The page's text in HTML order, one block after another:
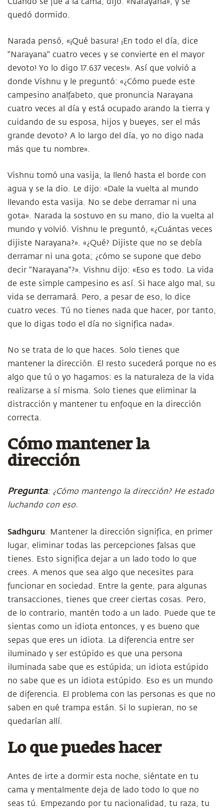
quedó dormido.
Narada pensó, «¡Qué basura! ¡En todo el día, dice
"Narayana" cuatro veces y se convierte en el mayor
devoto! Yo lo digo 17.637 veces!». Así que volvió a
donde Vishnu y le preguntó: «¿Cómo puede este
campesino analfabeto, que pronuncia Narayana
cuatro veces al día y está ocupado arando la tierra y
cuidando de su esposa, hijos y bueyes, ser el más
grande devoto? A lo largo del día, yo no digo nada
más que tu nombre».
Vishnu tomó una vasija, la llenó hasta el borde con
agua y se la dio. Le dijo: «Dale la vuelta al mundo
llevando esta vasija. No se debe derramar ni una
gota». Narada la sostuvo en su mano, dio la vuelta al
mundo y volvió. Vishnu le preguntó, «¿Cuántas veces
dijiste Narayana?». «¿Qué? Dijiste que no se debía
derramar ni una gota; ¿cómo se supone que debo
decir "Narayana"?». Vishnu dijo: «Eso es todo. La vida
de este simple campesino es así. Si hace algo mal, su
vida se derramará. Pero, a pesar de eso, lo dice
cuatro veces. Tú no tienes nada que hacer, por tanto,
que lo digas todo el día no significa nada».
No se trata de lo que haces. Solo tienes que
mantener la dirección. El resto sucederá porque no es
algo que tú o yo hagamos: es la naturaleza de la vida
realizarse a sí misma. Solo tienes que eliminar la
distracción y mantener tu enfoque en la dirección
correcta.
Cómo mantener la
dirección
Pregunta: ¿Cómo mantengo la dirección? He estado
luchando con eso.
Sadhguru: Mantener la dirección significa, en primer
lugar, eliminar todas las percepciones falsas que
tienes. Esto significa dejar a un lado todo lo que
crees. A menos que sea algo que necesites para
funcionar en sociedad. Entre la gente, para algunas
transacciones, tienes que creer ciertas cosas. Pero,
de lo contrario, mantén todo a un lado. Puede que te
sientas como un idiota entonces, y es bueno que
sepas que eres un idiota. La diferencia entre ser
iluminado y ser estúpido es que una persona
iluminada sabe que es estúpida; un idiota estúpido
no sabe que es un idiota estúpido. Eso es un mundo
de diferencia. El problema con las personas es que no
saben en qué trampa están. Si lo supieran, no se
quedarían allí.
Lo que puedes hacer
Antes de irte a dormir esta noche, siéntate en tu
cama y mentalmente deja de lado todo lo que no
seas tú. Empezando por tu nacionalidad, tu raza, tu